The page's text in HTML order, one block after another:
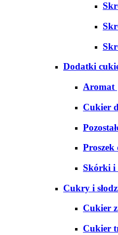
Dodatki
Aromat
Cukier
Proszek
Skórki i
Cukry i
Cukier
Cukier